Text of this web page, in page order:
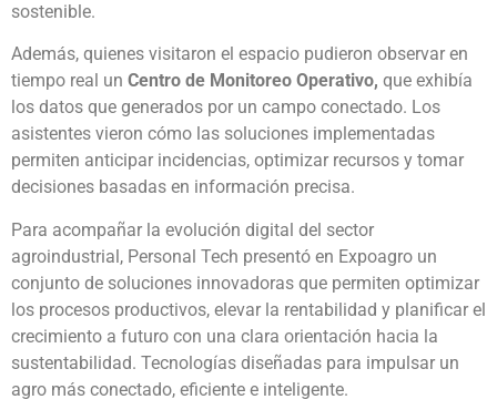
sostenible.
Además, quienes visitaron el espacio pudieron observar en
tiempo real un Centro de Monitoreo Operativo, que exhibía
los datos que generados por un campo conectado. Los
asistentes vieron cómo las soluciones implementadas
permiten anticipar incidencias, optimizar recursos y tomar
decisiones basadas en información precisa.
Para acompañar la evolución digital del sector
agroindustrial, Personal Tech presentó en Expoagro un
conjunto de soluciones innovadoras que permiten optimizar
los procesos productivos, elevar la rentabilidad y planificar el
crecimiento a futuro con una clara orientación hacia la
sustentabilidad. Tecnologías diseñadas para impulsar un
agro más conectado, eficiente e inteligente.